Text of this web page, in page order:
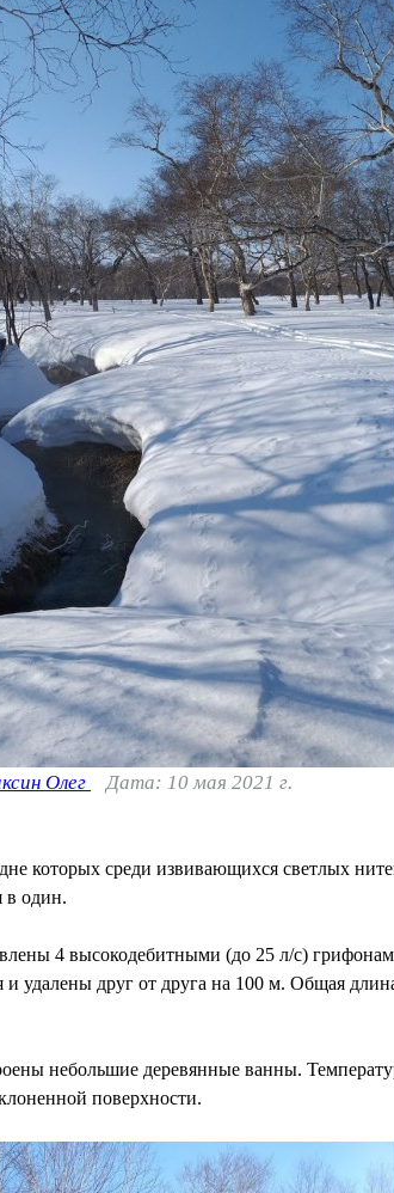
Олег Дата: 10 мая 2021 г.
которых среди извивающихся светлых
в один.
4 высокодебитными (до 25 л/с)
удалены друг от друга на 100 м. Общая
небольшие деревянные ванны.
поверхности.